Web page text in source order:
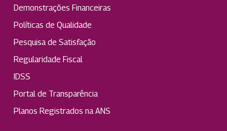
Demonstrações Financeiras
Políticas de Qualidade
Pesquisa de Satisfação
Regularidade Fiscal
IDSS
Portal de Transparência
Planos Registrados na ANS